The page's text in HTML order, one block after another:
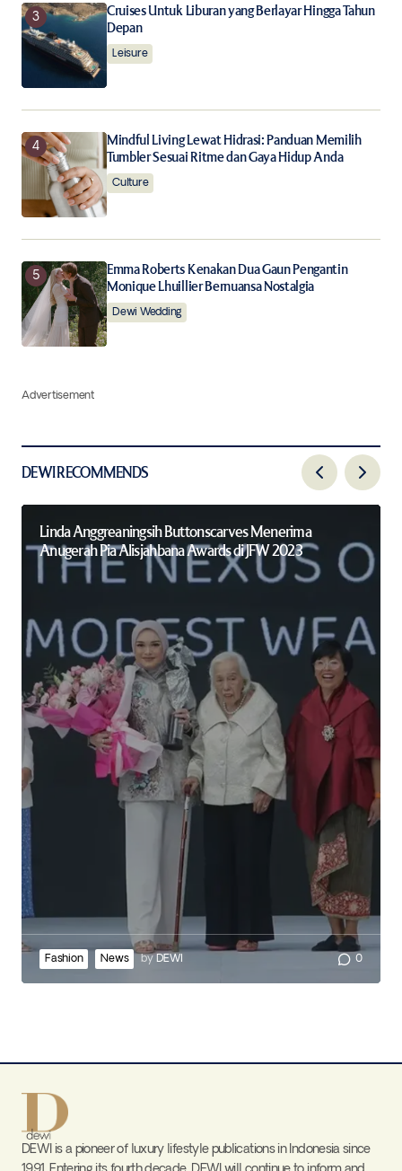
Cruises Untuk Liburan yang Berlayar Hingga Tahun
Depan
Leisure
Mindful Living Lewat Hidrasi: Panduan Memilih
Tumbler Sesuai Ritme dan Gaya Hidup Anda
Culture
Emma Roberts Kenakan Dua Gaun Pengantin
Monique Lhuillier Bernuansa Nostalgia
Dewi Wedding
Advertisement
DEWI RECOMMENDS
Linda Anggreaningsih Buttonscarves Menerima
Anugerah Pia Alisjahbana Awards di JFW 2023
Fashion News by DEWI 0
DEWI is a pioneer of luxury lifestyle publications in Indonesia since